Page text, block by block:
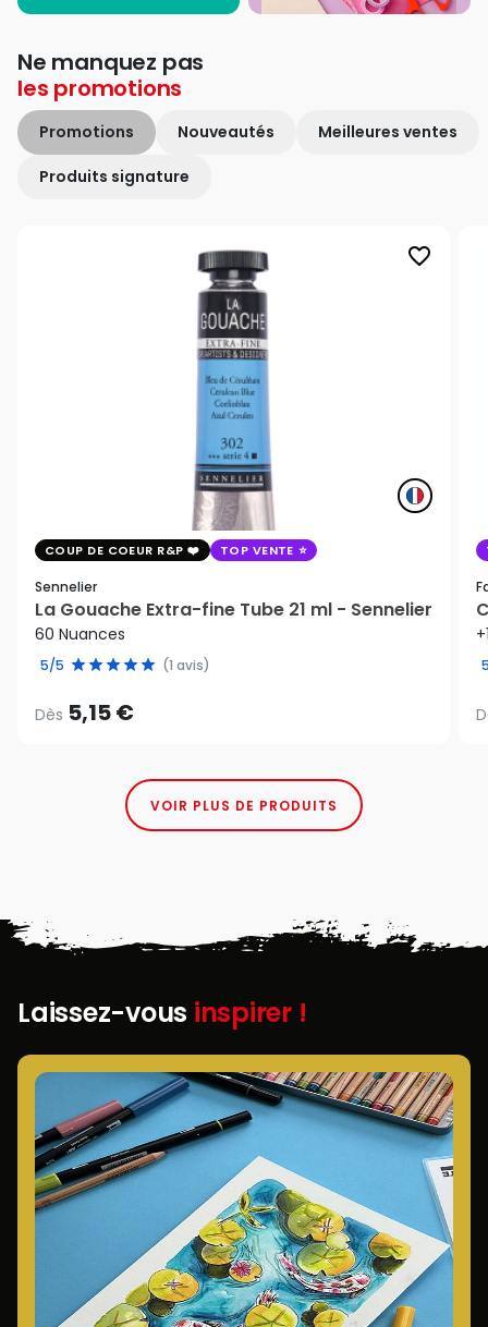
Ne manquez pas
les promotions
Promotions Nouveautés Meilleures ventes
Produits signature
favorite_border
COUP DE COEUR R&P TOP VENTE
Sennelier
La Gouache Extra-fine Tube 21 ml - Sennelier
60 Nuances
5/5 (1 avis)
Dès 5,15 €
VOIR PLUS DE PRODUITS
Laissez-vous inspirer !